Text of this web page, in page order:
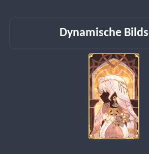
Dynamische